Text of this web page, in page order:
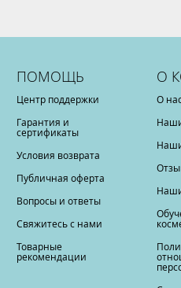
ПОМОЩЬ
Центр поддержки
Гарантия и
сертификаты
Условия возврата
Публичная оферта
Вопросы и ответы
Свяжитесь с нами
Товарные
рекомендации
О
О